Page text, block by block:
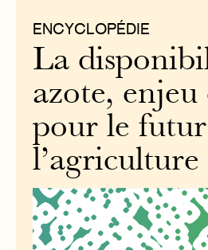
ENCYCLOPÉDIE
La
azote,
pour le
l’agriculture